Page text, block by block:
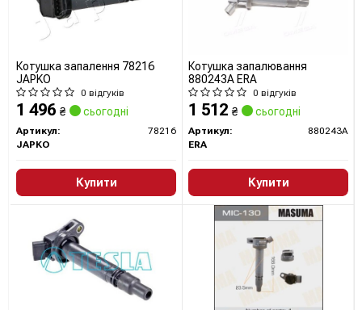
Котушка запалення 78216
JAPKO
0 відгуків
1 496 ₴ сьогодні
Артикул:
78216
JAPKO
Купити
Котушка запалювання
880243A ERA
0 відгуків
1 512 ₴ сьогодні
Артикул:
880243A
ERA
Купити